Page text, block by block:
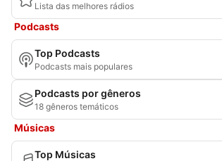
Lista das melhores rádios
Podcasts
Top Podcasts
Podcasts mais populares
Podcasts por gêneros
18 gêneros temáticos
Músicas
Top Músicas